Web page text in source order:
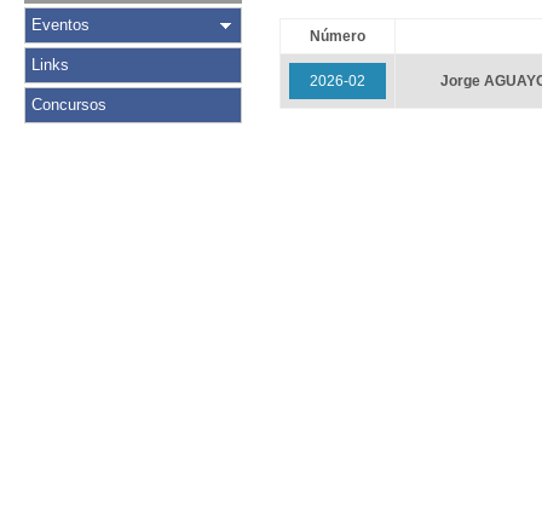
Eventos
Links
Concursos
Número
2026-02 Jorge